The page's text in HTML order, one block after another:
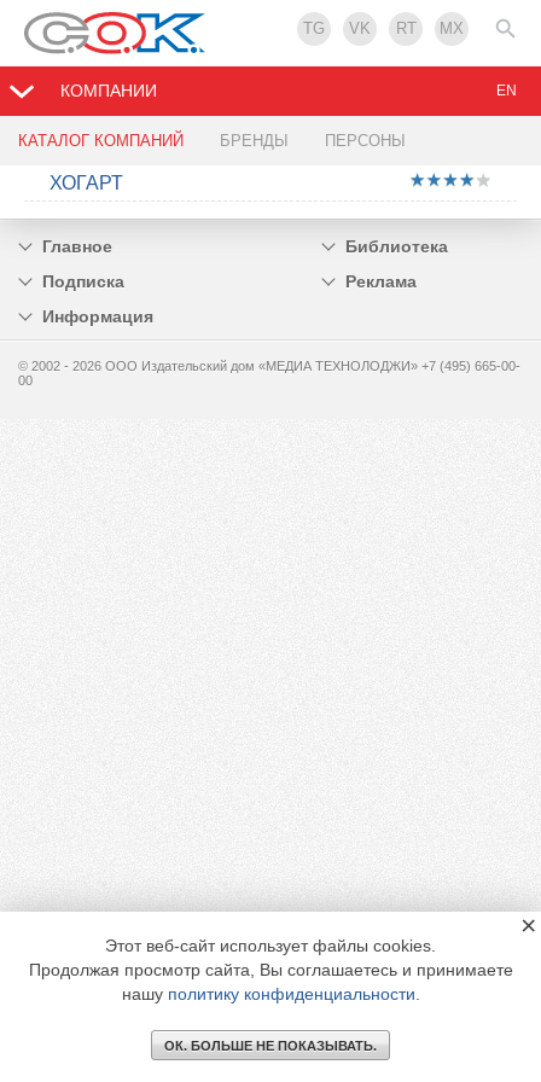
TG VK RT MX
КОМПАНИИ
КАТАЛОГ КОМПАНИЙ БРЕНДЫ ПЕРСОНЫ
EN
ХОГАРТ
Главное
Библиотека
Подписка
Реклама
Информация
© 2002 - 2026 OOO Издательский дом «МЕДИА ТЕХНОЛОДЖИ» +7 (495) 665-00-
00
Этот веб-сайт использует файлы cookies.
Продолжая просмотр сайта, Вы соглашаетесь и принимаете
нашу политику конфиденциальности
ОК. БОЛЬШЕ НЕ ПОКАЗЫВАТЬ.
×